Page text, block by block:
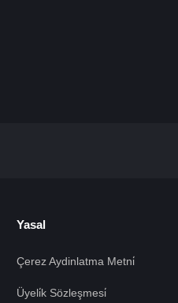
Yasal
Çerez Aydinlatma Metni̇
Üyeli̇k Sözleşmesi̇